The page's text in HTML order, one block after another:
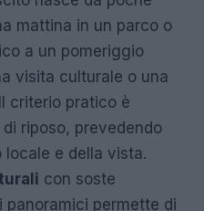
mattina in un parco o
a un pomeriggio
visita culturale o una
criterio pratico è
riposo, prevedendo
locale e della vista.
con soste
panoramici permette di